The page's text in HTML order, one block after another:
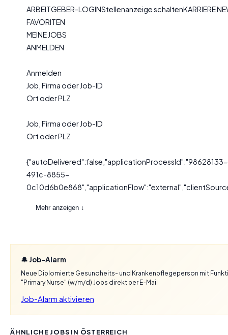
ARBEITGEBER-LOGINStellenanzeige schaltenKARRIERE
FAVORITEN
MEINE JOBS
ANMELDEN
Anmelden
Job, Firma oder Job-ID
Ort oder PLZ
Job, Firma oder Job-ID
Ort oder PLZ
491c-8855-
Mehr anzeigen ↓
🔔 Job-Alarm
Neue Diplomierte Gesundheits- und Krankenpflegeperson mit
"Primary Nurse" (w/m/d) Jobs direkt per E-Mail
Job-Alarm aktivieren
ÄHNLICHE JOBS IN ÖSTERREICH